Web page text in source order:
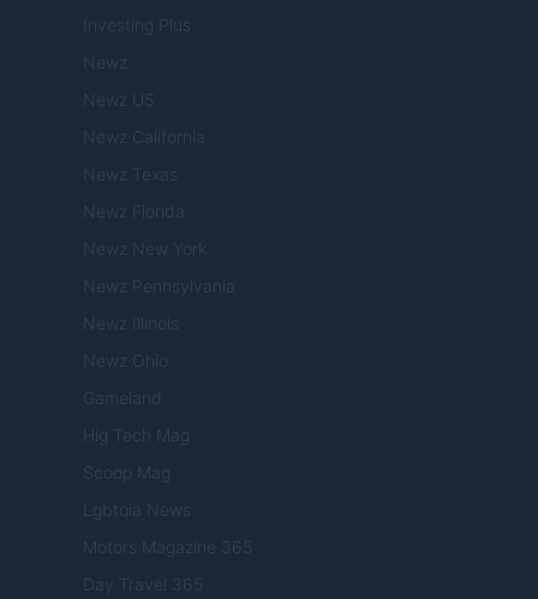
Investing Plus
Newz
Newz US
Newz California
Newz Texas
Newz Florida
Newz New York
Newz Pennsylvania
Newz Illinois
Newz Ohio
Gameland
Hig Tech Mag
Scoop Mag
Lgbtqia News
Motors Magazine 365
Day Travel 365